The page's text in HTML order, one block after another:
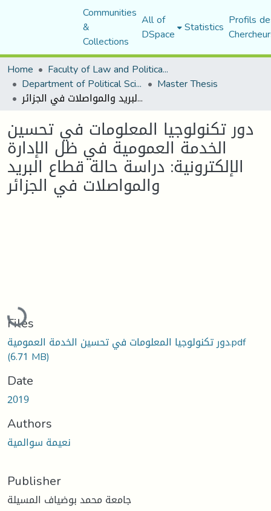
Communities
&
Collections
All of
DSpace Statistics Profils
Home
Faculty of Law and Political Science
Department of Political Sciences Master Thesis
دور تكنولوجيا المعلومات في تحسين الخدمة العمومية في ظل الإدارة الإلكترونية: دراسة حالة قطاع البريد والمواصلات في الجزائر
دور تكنولوجيا المعلومات في تحسين
الخدمة العمومية في ظل الإدارة
الإلكترونية: دراسة حالة قطاع البريد
والمواصلات في الجزائر
Loading...
Files
دور تكنولوجيا المعلومات في تحسين الخدمة العمومية.pdf
(6.71 MB)
Date
2019
Authors
نعيمة سوالمية
Publisher
جامعة محمد بوضياف المسيلة